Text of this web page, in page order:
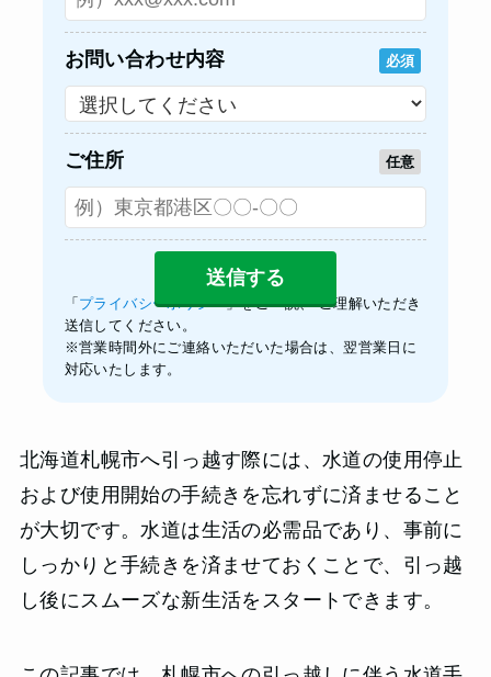
お問い合わせ内容 必須
ご住所 任意
「 プライバシーポリシー」をご一読、 ご理解いただき
送信してください。
※営業時間外にご連絡いただいた場合は、翌営業日に
対応いたします。
北海道札幌市へ引っ越す際には、水道の使用停止
および使用開始の手続きを忘れずに済ませること
が大切です。水道は生活の必需品であり、事前に
しっかりと手続きを済ませておくことで、引っ越
し後にスムーズな新生活をスタートできます。